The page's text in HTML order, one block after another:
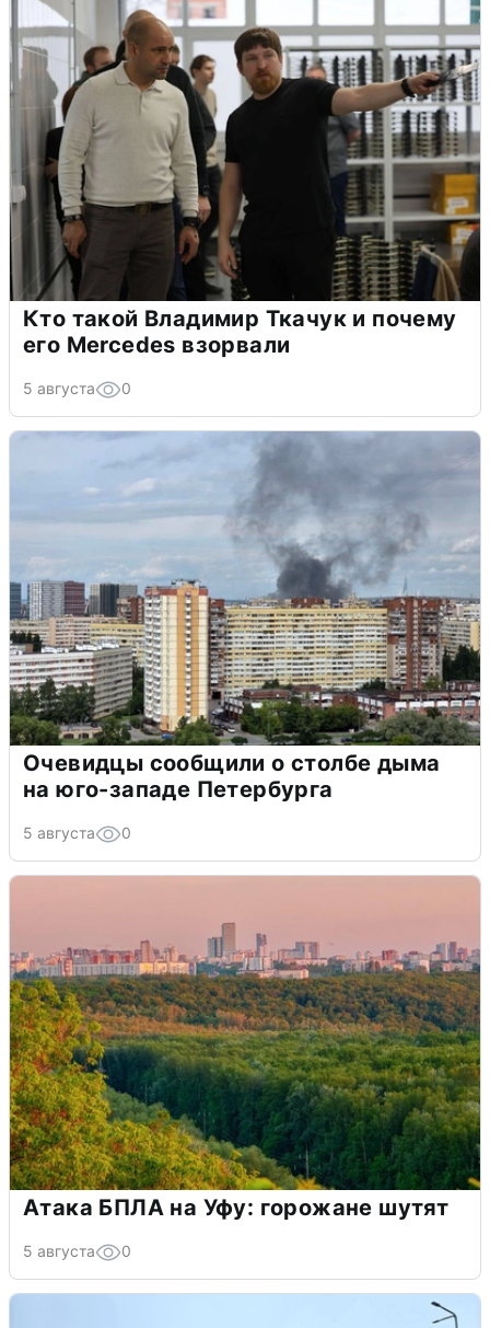
Кто такой Владимир Ткачук и почему
его Mercedes взорвали
5 августа 0
Очевидцы сообщили о столбе дыма
на юго-западе Петербурга
5 августа 0
Атака БПЛА на Уфу: горожане шутят
5 августа 0